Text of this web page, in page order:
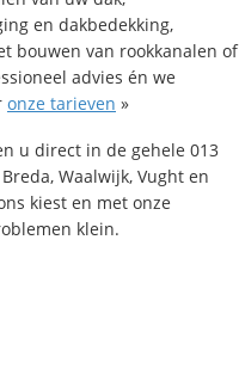
en dakbedekking,
bouwen van rookkanalen of
advies én we
onze tarieven »
u direct in de gehele 013
Waalwijk, Vught en
kiest en met onze
klein.